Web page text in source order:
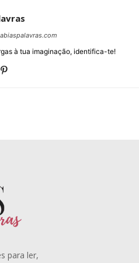
à tua imaginação, identifica-te!
para ler,